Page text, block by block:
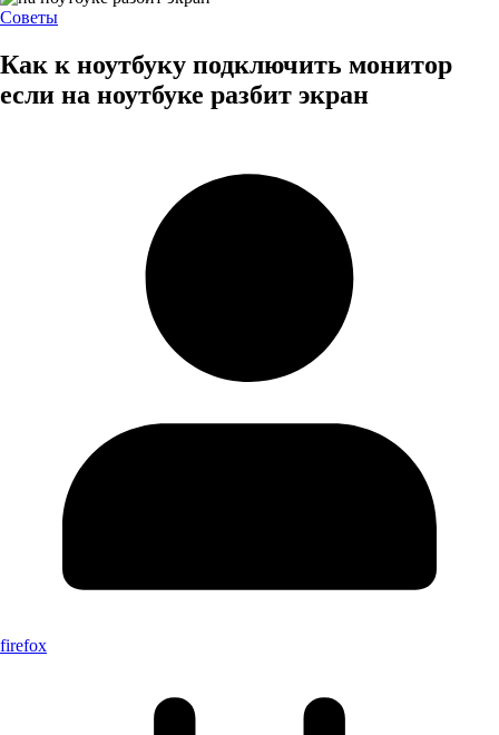
Советы
Как к ноутбуку подключить монитор
если на ноутбуке разбит экран
firefox